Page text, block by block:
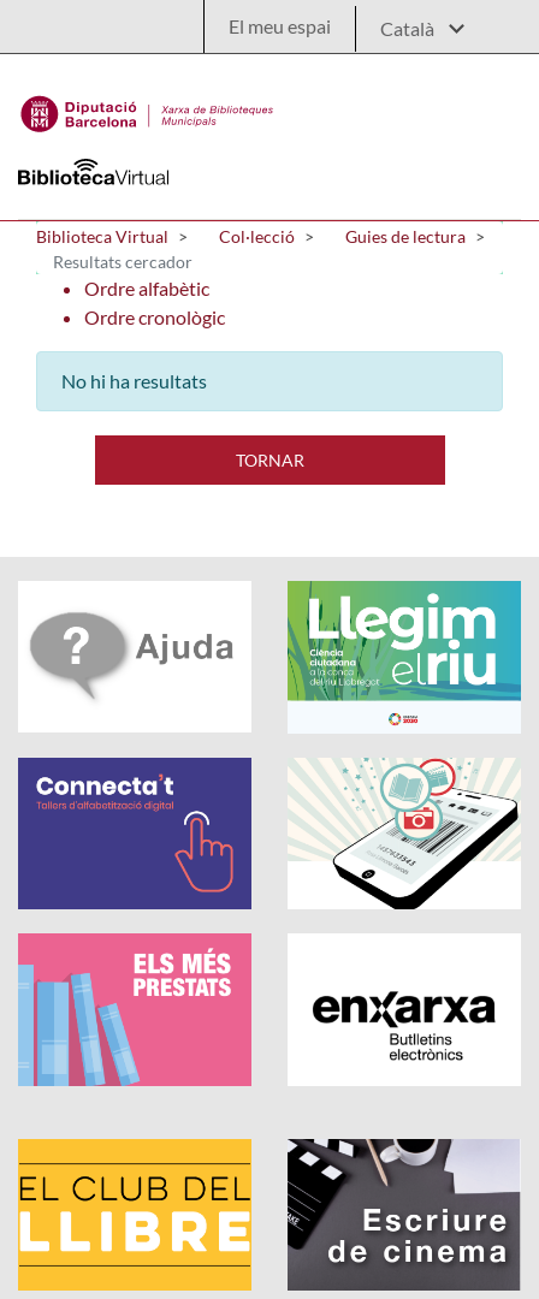
El meu espai
Biblioteca Virtual Col·lecció
Guies de lectura
Resultats cercador
Ordre alfabètic
Ordre cronològic
No hi ha resultats
TORNAR